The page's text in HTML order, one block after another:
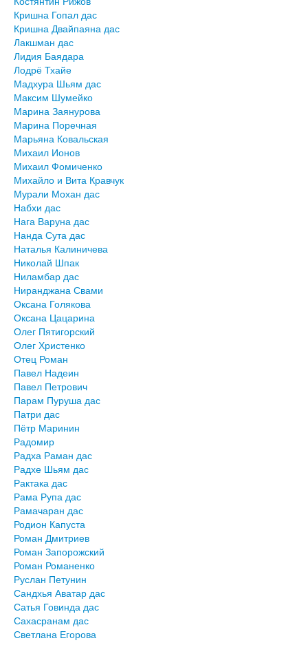
Кришна Гопал дас
Кришна Двайпаяна дас
Лакшман дас
Лидия Баядара
Лодрё Тхайе
Мадхура Шьям дас
Максим Шумейко
Марина Заянурова
Марина Поречная
Марьяна Ковальская
Михаил Ионов
Михаил Фомиченко
Михайло и Вита Кравчук
Мурали Мохан дас
Набхи дас
Нага Варуна дас
Нанда Сута дас
Наталья Калиничева
Николай Шпак
Ниламбар дас
Ниранджана Свами
Оксана Голякова
Оксана Цацарина
Олег Пятигорский
Олег Христенко
Отец Роман
Павел Надеин
Павел Петрович
Парам Пуруша дас
Патри дас
Пётр Маринин
Радомир
Радха Раман дас
Радхе Шьям дас
Рактака дас
Рама Рупа дас
Рамачаран дас
Родион Капуста
Роман Дмитриев
Роман Запорожский
Роман Романенко
Руслан Петунин
Сандхья Аватар дас
Сатья Говинда дас
Сахасранам дас
Светлана Егорова